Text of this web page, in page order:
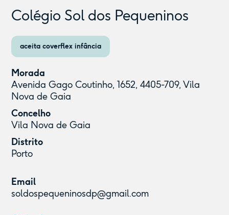
Colégio Sol dos Pequeninos
aceita coverflex infância
Morada
Avenida Gago Coutinho, 1652, 4405-709, Vila
Nova de Gaia
Concelho
Vila Nova de Gaia
Distrito
Porto
Email
soldospequeninosdp@gmail.com